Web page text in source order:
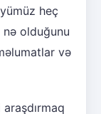
heç
olduğunu
və